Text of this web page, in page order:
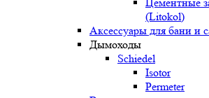
(Litokol)
Аксессуары для бани и
Дымоходы
Schiedel
Isotor
Permeter